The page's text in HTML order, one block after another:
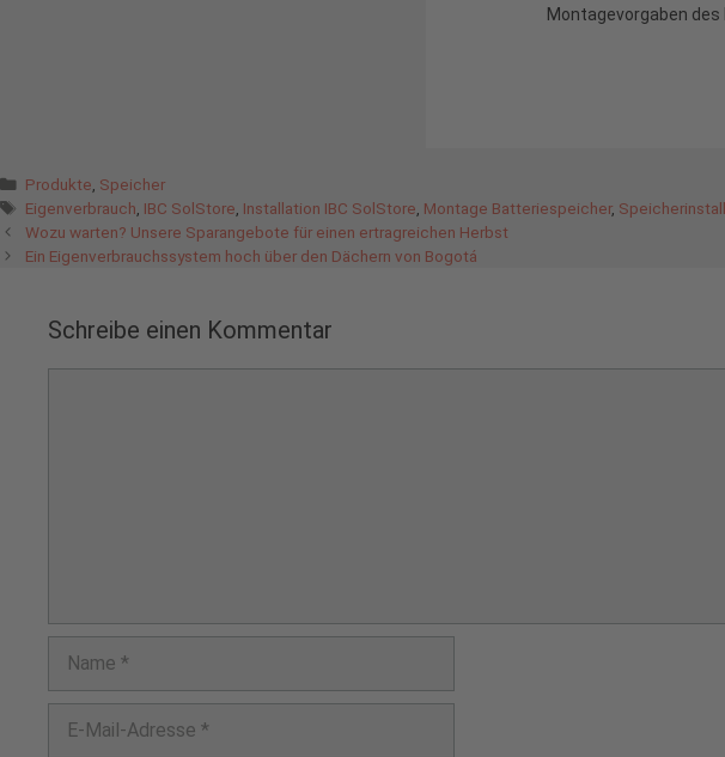
Montagevorgaben
Kategorien
Produkte Speicher
Schlagwörter
Eigenverbrauch IBC SolStore Installation IBC SolStore Montage Batteriespeicher,
Wozu warten? Unsere Sparangebote für einen ertragreichen Herbst
Ein Eigenverbrauchssystem hoch über den Dächern von Bogotá
Schreibe einen Kommentar
Mail-